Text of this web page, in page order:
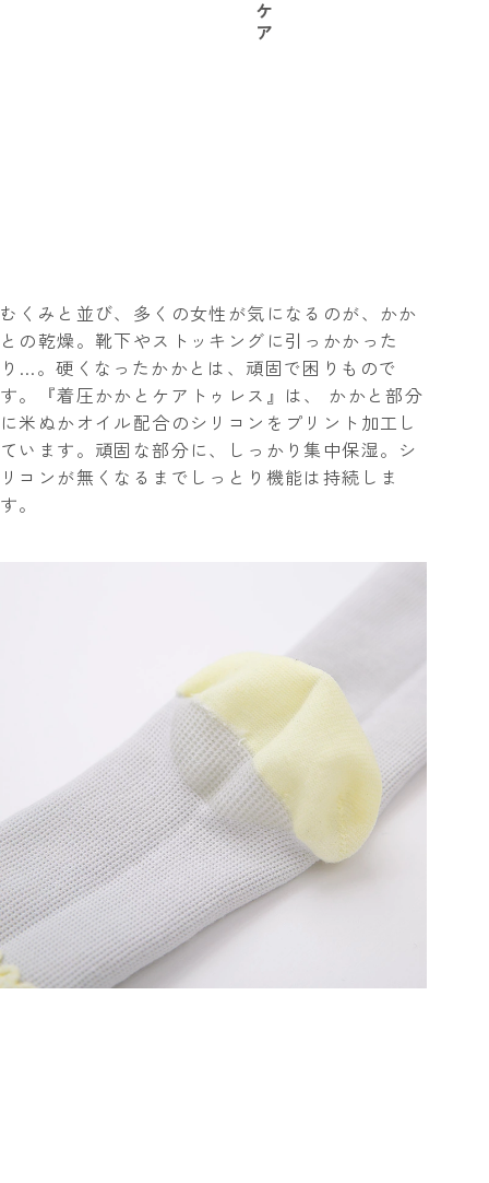
ケ
ア
むくみと並び、多くの女性が気になるのが、かか
との乾燥。靴下やストッキングに引っかかった
り…。硬くなったかかとは、頑固で困りもので
す。『着圧かかとケアトゥレス』は、 かかと部分
に米ぬかオイル配合のシリコンをプリント加工 し
ています。頑固な部分に、しっかり集中保湿。シ
リコンが無くなるまでしっとり機能は持続しま
す。